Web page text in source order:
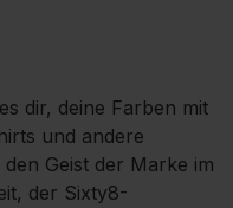
dir, deine Farben mit
und andere
Geist der Marke im
der Sixty8-